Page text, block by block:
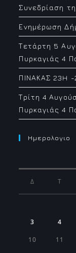
Συνεδρίαση
Ενημέρωση
Τετάρτη 5
Πυρκαγιάς 4
ΠΙΝΑΚΑΣ 23H
Τρίτη 4
Πυρκαγιάς 4
Ημερολογιο
Δ Τ
3 4
10 11